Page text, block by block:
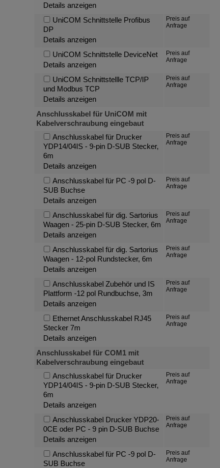
Details anzeigen
UniCOM Schnittstelle Profibus
DP
Details anzeigen
Preis auf
Anfrage
UniCOM Schnittstelle DeviceNet
Details anzeigen
Preis auf
Anfrage
UniCOM Schnittstellle TCP/IP
und Modbus TCP
Details anzeigen
Preis auf
Anfrage
Anschlusskabel für UniCOM mit
Kabelverschraubung eingebaut
Anschlusskabel für Drucker
YDP14/04IS - 9-pin D-SUB Stecker,
6m
Details anzeigen
Preis auf
Anfrage
Anschlusskabel für PC -9 pol D-
SUB Buchse
Details anzeigen
Preis auf
Anfrage
Anschlusskabel für dig. Sartorius
Waagen - 25-pin D-SUB Stecker, 6m
Details anzeigen
Preis auf
Anfrage
Anschlusskabel für dig. Sartorius
Waagen - 12-pol Rundstecker, 6m
Details anzeigen
Preis auf
Anfrage
Anschlusskabel Zubehör und IS
Plattform -12 pol Rundbuchse, 3m
Details anzeigen
Preis auf
Anfrage
Ethernet Anschlusskabel RJ45
Stecker 7m
Details anzeigen
Preis auf
Anfrage
Anschlusskabel für COM1 mit
Kabelverschraubung eingebaut
Anschlusskabel für Drucker
YDP14/04IS - 9-pin D-SUB Stecker,
6m
Details anzeigen
Preis auf
Anfrage
Anschlusskabel Drucker YDP20-
0CE oder PC - 9 pin D-SUB Buchse
Details anzeigen
Preis auf
Anfrage
Anschlusskabel für PC -9 pol D-
SUB Buchse
Preis auf
Anfrage